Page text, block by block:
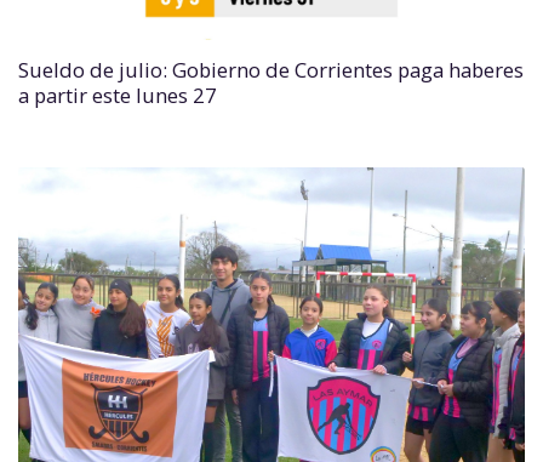
Sueldo de julio: Gobierno de Corrientes paga haberes
a partir este lunes 27